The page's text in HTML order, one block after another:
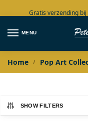
Gratis verzending bij
MENU
Home / Pop Art
SHOW FILTERS